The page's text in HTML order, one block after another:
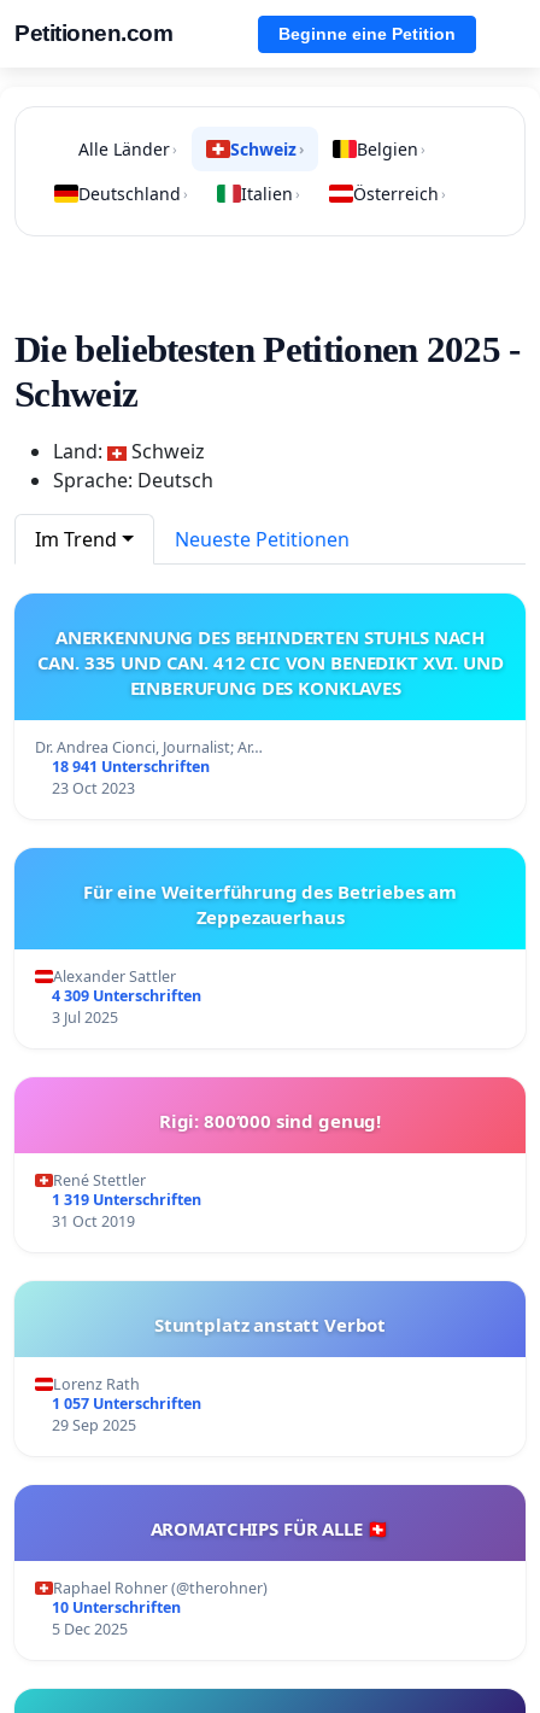
Petitionen.com Beginne eine Petition
Alle Länder› Schweiz› Belgien ›
Deutschland › Italien › Österreich ›
Die beliebtesten Petitionen 2025 -
Schweiz
Land:
Schweiz
Sprache: Deutsch
Im Trend Neueste Petitionen
ANERKENNUNG DES BEHINDERTEN STUHLS NACH
CAN. 335 UND CAN. 412 CIC VON BENEDIKT XVI. UND
EINBERUFUNG DES KONKLAVES
Dr. Andrea Cionci, Journalist; Ar…
18 941 Unterschriften
23 Oct 2023
Für eine Weiterführung des Betriebes am
Zeppezauerhaus
Alexander Sattler
4 309 Unterschriften
3 Jul 2025
Rigi: 800‘000 sind genug!
René Stettler
1 319 Unterschriften
31 Oct 2019
Stuntplatz anstatt Verbot
Lorenz Rath
1 057 Unterschriften
29 Sep 2025
AROMATCHIPS FÜR ALLE 🇨🇭
Raphael Rohner (@therohner)
10 Unterschriften
5 Dec 2025